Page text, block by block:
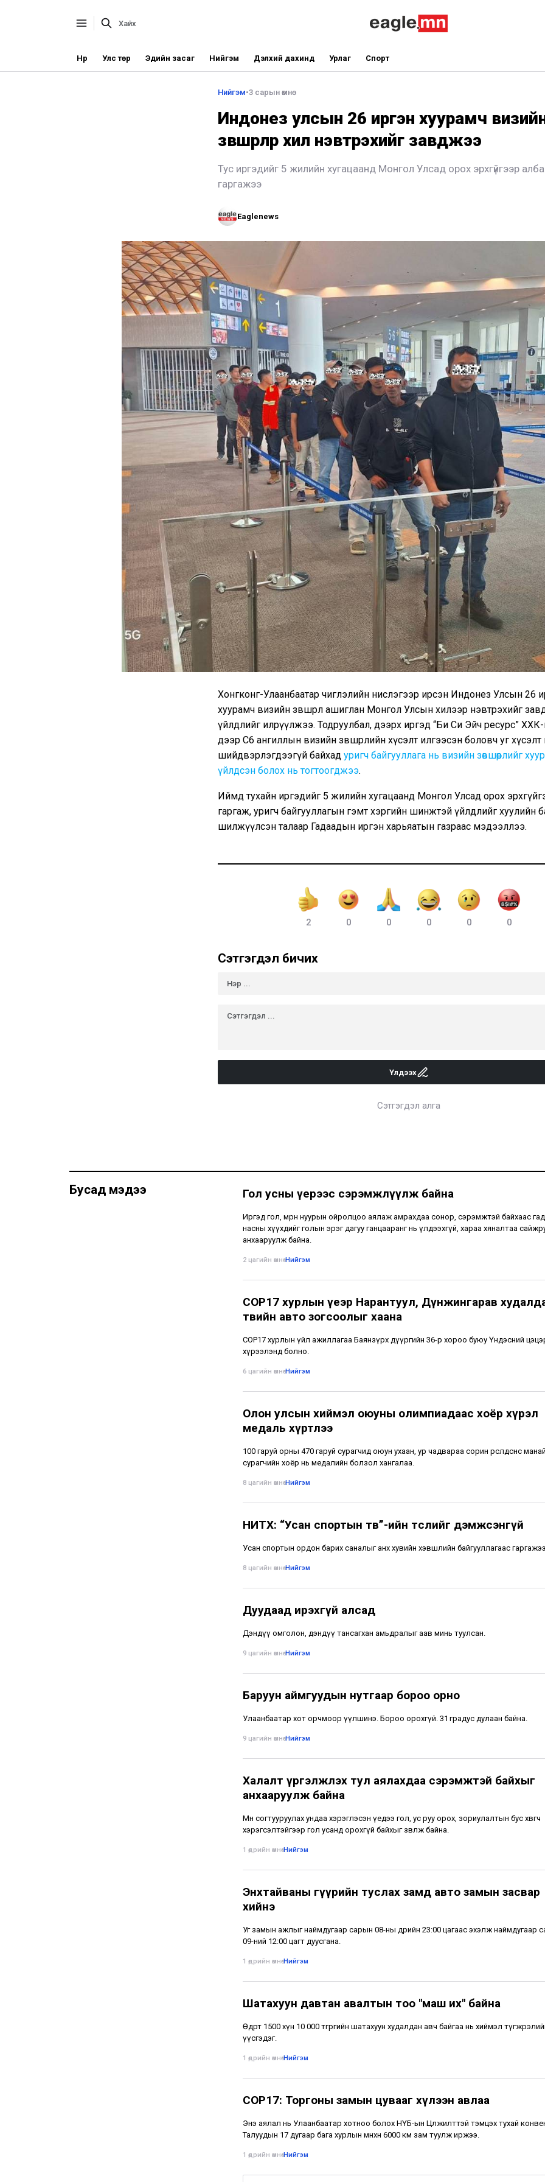
Нүүр Улс төр Эдийн засаг Нийгэм Дэлхий дахинд Урлаг Спорт
Нийгэм•3 сарын өмнө
Индонез улсын 26 иргэн хуурамч
зөвшөөрлөөр хил нэвтрэхийг завджээ
Тус иргэдийг 5 жилийн хугацаанд Монгол Улсад орох эрхгүйгээр
гаргажээ
Eaglenews
Хонгконг-Улаанбаатар чиглэлийн нислэгээр ирсэн Индонез Улсын 26
хуурамч визийн зөвшөөрөл ашиглан Монгол Улсын хилээр нэвтрэхийг
үйлдлийг илрүүлжээ. Тодруулбал, дээрх иргэд “Би Си Эйч ресурс”
дээр С6 ангиллын визийн зөвшөөрлийн хүсэлт илгээсэн боловч уг
шийдвэрлэгдээгүй байхад уригч байгууллага нь визийн зөвшөөрлийг
үйлдсэн болох нь тогтоогджээ.
Иймд тухайн иргэдийг 5 жилийн хугацаанд Монгол Улсад орох
гаргаж, уригч байгууллагын гэмт хэргийн шинжтэй үйлдлийг хуулийн
шилжүүлсэн талаар Гадаадын иргэн харьяатын газраас мэдээллээ.
2 0 0 0 0 0
Сэтгэгдэл бичих
Үлдээх
Сэтгэгдэл алга
Бусад мэдээ Гол усны үерээс сэрэмжлүүлж байна
Иргэд гол, мөрөн нуурын ойролцоо аялаж амрахдаа сонор, сэрэмжтэй байхаас
насны хүүхдийг голын эрэг дагуу ганцааранг нь үлдээхгүй, хараа хяналтаа
анхааруулж байна.
2 цагийн өмнө•Нийгэм
COP17 хурлын үеэр Нарантуул, Дүнжингарав
төвийн авто зогсоолыг хаана
СОР17 хурлын үйл ажиллагаа Баянзүрх дүүргийн 36-р хороо буюу Үндэсний
хүрээлэнд болно.
6 цагийн өмнө•Нийгэм
Олон улсын хиймэл оюуны олимпиадаас хоёр хүрэл
медаль хүртлээ
100 гаруй орны 470 гаруй сурагчид оюун ухаан, ур чадвараа сорин өрсөлдсөнөөс манай
сурагчийн хоёр нь медалийн болзол хангалаа.
8 цагийн өмнө•Нийгэм
НИТХ: “Усан спортын төв”-ийн төслийг дэмжсэнгүй
Усан спортын ордон барих саналыг анх хувийн хэвшлийн байгууллагаас
8 цагийн өмнө•Нийгэм
Дуудаад ирэхгүй алсад
Дэндүү омголон, дэндүү тансагхан амьдралыг аав минь туулсан.
9 цагийн өмнө•Нийгэм
Баруун аймгуудын нутгаар бороо орно
Улаанбаатар хот орчмоор үүлшинэ. Бороо орохгүй. 31 градус дулаан байна.
9 цагийн өмнө•Нийгэм
Халалт үргэлжлэх тул аялахдаа сэрэмжтэй байхыг
анхааруулж байна
Мөн согтууруулах ундаа хэрэглэсэн үедээ гол, ус руу орох, зориулалтын бус хөвөгч
хэрэгсэлтэйгээр гол усанд орохгүй байхыг зөвлөж байна.
1 өдрийн өмнө•Нийгэм
Энхтайваны гүүрийн туслах замд авто замын засвар
хийнэ
Уг замын ажлыг наймдугаар сарын 08-ны өдрийн 23:00 цагаас эхэлж наймдугаар
09-ний 12:00 цагт дуусгана.
1 өдрийн өмнө•Нийгэм
Шатахуун давтан авалтын тоо "маш их" байна
Өдөрт 1500 хүн 10 000 төгрөгийн шатахуун худалдан авч байгаа нь хиймэл
үүсгэдэг.
1 өдрийн өмнө•Нийгэм
COP17: Торгоны замын цувааг хүлээн авлаа
Энэ аялал нь Улаанбаатар хотноо болох НҮБ-ын Цөлжилттэй тэмцэх тухай
Талуудын 17 дугаар бага хурлын өмнөхөн 6000 км зам туулж иржээ.
1 өдрийн өмнө•Нийгэм